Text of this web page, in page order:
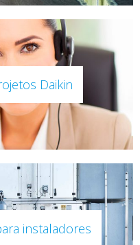
Daikin
instaladores